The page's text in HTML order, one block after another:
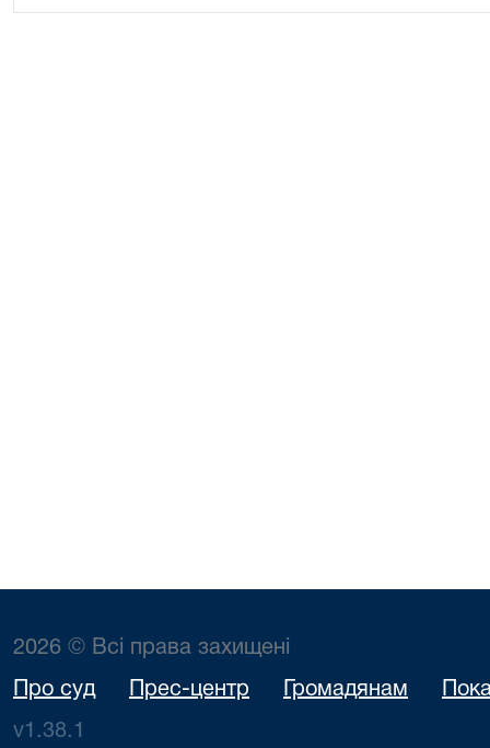
2026 © Всі права захищені
Про суд Прес-центр Громадянам
v1.38.1